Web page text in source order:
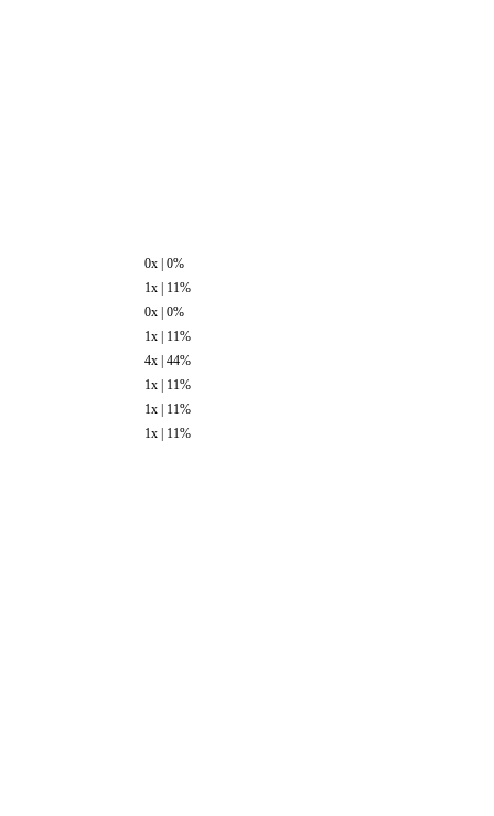
0x | 0%
1x | 11%
0x | 0%
1x | 11%
4x | 44%
1x | 11%
1x | 11%
1x | 11%